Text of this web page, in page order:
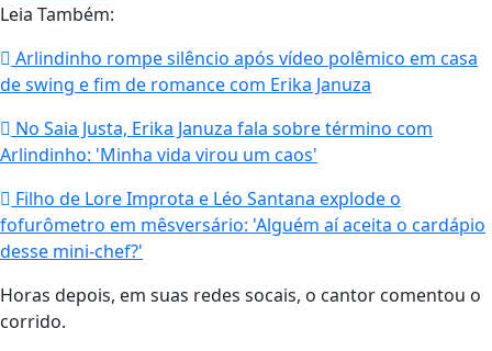
Leia Também:
Arlindinho rompe silêncio após vídeo polêmico em casa
de swing e fim de romance com Erika Januza
No Saia Justa, Erika Januza fala sobre término com
Arlindinho: 'Minha vida virou um caos'
Filho de Lore Improta e Léo Santana explode o
fofurômetro em mêsversário: 'Alguém aí aceita o cardápio
desse mini-chef?'
Horas depois, em suas redes socais, o cantor comentou o
corrido.